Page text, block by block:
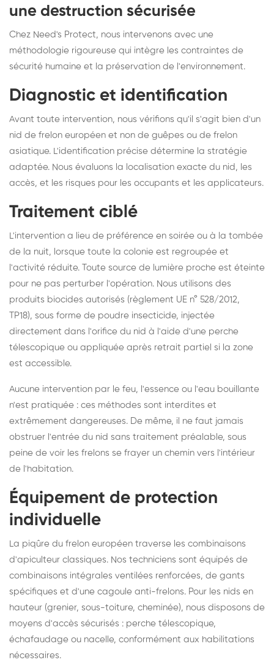
une destruction sécurisée
Chez Need's Protect, nous intervenons avec une
méthodologie rigoureuse qui intègre les contraintes de
sécurité humaine et la préservation de l'environnement.
Diagnostic et identification
Avant toute intervention, nous vérifions qu'il s'agit bien d'un
nid de frelon européen et non de guêpes ou de frelon
asiatique. L'identification précise détermine la stratégie
adaptée. Nous évaluons la localisation exacte du nid, les
accès, et les risques pour les occupants et les applicateurs.
Traitement ciblé
L'intervention a lieu de préférence en soirée ou à la tombée
de la nuit, lorsque toute la colonie est regroupée et
l'activité réduite. Toute source de lumière proche est éteinte
pour ne pas perturber l'opération. Nous utilisons des
produits biocides autorisés (règlement UE n° 528/2012,
TP18), sous forme de poudre insecticide, injectée
directement dans l'orifice du nid à l'aide d'une perche
télescopique ou appliquée après retrait partiel si la zone
est accessible.
Aucune intervention par le feu, l'essence ou l'eau bouillante
n'est pratiquée : ces méthodes sont interdites et
extrêmement dangereuses. De même, il ne faut jamais
obstruer l'entrée du nid sans traitement préalable, sous
peine de voir les frelons se frayer un chemin vers l'intérieur
de l'habitation.
Équipement de protection
individuelle
La piqûre du frelon européen traverse les combinaisons
d'apiculteur classiques. Nos techniciens sont équipés de
combinaisons intégrales ventilées renforcées, de gants
spécifiques et d'une cagoule anti-frelons. Pour les nids en
hauteur (grenier, sous-toiture, cheminée), nous disposons de
moyens d'accès sécurisés : perche télescopique,
échafaudage ou nacelle, conformément aux habilitations
nécessaires.